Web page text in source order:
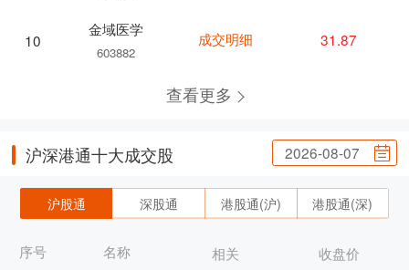
10
金域医学
603882
成交明细 31.87
查看更多
沪深港通十大成交股 2026-08-07
沪股通 深股通 港股通(沪) 港股通(深)
序号 名称 相关 收盘价